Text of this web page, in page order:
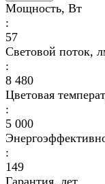
Мощность, Вт
:
57
Световой поток,
:
8 480
Цветовая
:
5 000
:
149
Гарантия, лет